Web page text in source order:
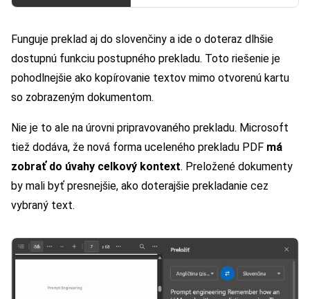
Funguje preklad aj do slovenčiny a ide o doteraz dlhšie
dostupnú funkciu postupného prekladu. Toto riešenie je
pohodlnejšie ako kopírovanie textov mimo otvorenú kartu
so zobrazeným dokumentom.
Nie je to ale na úrovni pripravovaného prekladu. Microsoft
tiež dodáva, že nová forma uceleného prekladu PDF má
zobrať do úvahy celkový kontext. Preložené dokumenty
by mali byť presnejšie, ako doterajšie prekladanie cez
vybraný text.